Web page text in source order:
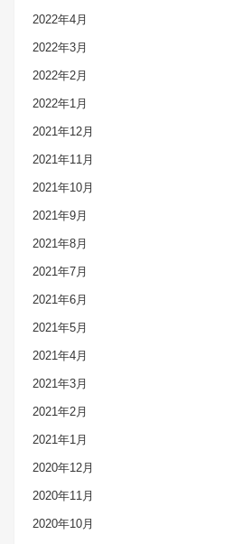
2022年4月
2022年3月
2022年2月
2022年1月
2021年12月
2021年11月
2021年10月
2021年9月
2021年8月
2021年7月
2021年6月
2021年5月
2021年4月
2021年3月
2021年2月
2021年1月
2020年12月
2020年11月
2020年10月